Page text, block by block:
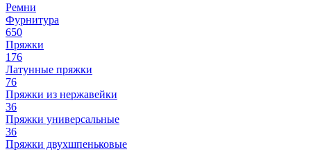
Ремни
Фурнитура
650
Пряжки
176
Латунные пряжки
76
Пряжки из нержавейки
36
Пряжки универсальные
36
Пряжки двухшпеньковые